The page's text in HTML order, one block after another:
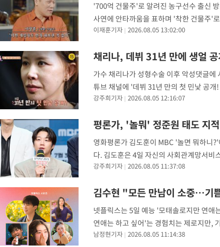
-10656초 전 > 서울 열대야 15일째 지속…비공식 '초열대야' 30도 넘어
-9223초 전 >[속보]코스닥, 2.15포인트(0.27%) 내린 797.44 출발
-9206초 전 >[속보]코스피, 119.51포인트(1.81%) 내린 6478.75 개장
-5653초 전 >6월 경상수지 497.3억 달러…두 달 연속 사상 최대
-5604초 전 >서울 낮 39도 '폭염중대경보'…40도 관측 가능성도
-2966초 전 >미 워싱턴주 스포캔 시의 통제불능 3개 산불, 방화선 일부 구축
1시간 전 >[속보] 호르무즈 해협 이란-오만 협상 기대속 뉴욕증시 혼조 마감
0.49%↑
1시간 전 >[속보] 이란 대통령 "지금 최고지도자와 소통하기가 매우 어려워"
6시간 전 >[속보] "이란-오만, 호르무즈 해협 통행 항로 합의" 이란 외무부 대
-30165초 전 >"여기 떨어졌다"…다누리, 스페이스X 로켓 달 충돌 흔적 포착
-27210초 전 >손흥민, 5경기 연속골 실패…LAFC는 승부차기 끝 과달라하라
-19811초 전 >내일까지 39도 '펄펄'…기상청 "태풍 지나며 폭염 잠시 꺾인
-19448초 전 >트럼프, 한국계 진보 주지사 후보 맹공…"공산주의가 최대 위
-19426초 전 >"美간섭에 합의 지연"…트럼프, '이란 호르무즈 통제권' 수용
-15946초 전 >[속보]산업장관 "李정부, 원전 반대 안해…안정 전력 위해 불
-14643초 전 >[속보]경찰, '홍명보 선임 논란' 대한축구협회·축구회관 등 압
색-14030초 전 >[속보]산업장관 "美무역법 제301조 과잉생산 결과 발표 8월
상-13823초 전 >[속보]코스피 매도사이드카 발동…4%대 급락
'700억 건물주'로 알려진 농구선수 출신
사연에 안타까움을 표하며 '착한 건물주'
백만장자'에서는 대한민국 대표 약선명
이재훈기자 2026.08.05 13:02:00
채리나, 데뷔 31년 만에 생얼
가수 채리나가 성형수술 이후 악성댓글
튜브 채널에 '데뷔 31년 만의 첫 민낯 공
재했다. 영상에는 채리나가 게스트로 출
강주희기자 2026.08.05 12:16:07
평론가, '놀뭐' 정준원 태도 지
영화평론가 김도훈이 MBC '놀면 뭐하니
다. 김도훈은 4일 자신의 사회관계망서비
연예인들이 있다. 이상하게 남자들이 꼭
강주희기자 2026.08.05 11:37:08
김수현 "모든 만남이 소중…기
넷플릭스는 5일 예능 '모태솔로지만 연
연애는 하고 싶어'는 경험치는 제로지만,
적으로 볼 수 있는 좋은 기회였다. 앞으로
남정현기자 2026.08.05 11:14:38